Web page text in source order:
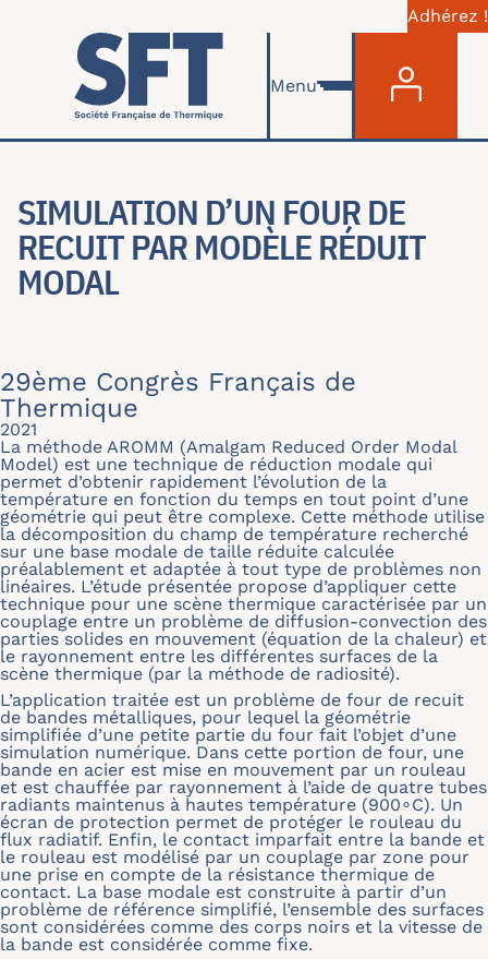
Aller au contenu principal
Adhérez !
Menu
SIMULATION D’UN FOUR DE
RECUIT PAR MODÈLE RÉDUIT
MODAL
29ème Congrès Français de
Thermique
2021
La méthode AROMM (Amalgam Reduced Order Modal
Model) est une technique de réduction modale qui
permet d’obtenir rapidement l’évolution de la
température en fonction du temps en tout point d’une
géométrie qui peut être complexe. Cette méthode utilise
la décomposition du champ de température recherché
sur une base modale de taille réduite calculée
préalablement et adaptée à tout type de problèmes non
linéaires. L’étude présentée propose d’appliquer cette
technique pour une scène thermique caractérisée par un
couplage entre un problème de diffusion-convection des
parties solides en mouvement (équation de la chaleur) et
le rayonnement entre les différentes surfaces de la
scène thermique (par la méthode de radiosité).
L’application traitée est un problème de four de recuit
de bandes métalliques, pour lequel la géométrie
simplifiée d’une petite partie du four fait l’objet d’une
simulation numérique. Dans cette portion de four, une
bande en acier est mise en mouvement par un rouleau
et est chauffée par rayonnement à l’aide de quatre tubes
radiants maintenus à hautes température (900∘C). Un
écran de protection permet de protéger le rouleau du
flux radiatif. Enfin, le contact imparfait entre la bande et
le rouleau est modélisé par un couplage par zone pour
une prise en compte de la résistance thermique de
contact. La base modale est construite à partir d’un
problème de référence simplifié, l’ensemble des surfaces
sont considérées comme des corps noirs et la vitesse de
la bande est considérée comme fixe.